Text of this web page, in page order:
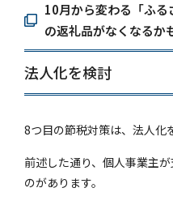
10月から変わる「ふる
の返礼品がなくなるか
法人化を検討
8つ目の節税対策は、法人化
前述した通り、個人事業主
のがあります。